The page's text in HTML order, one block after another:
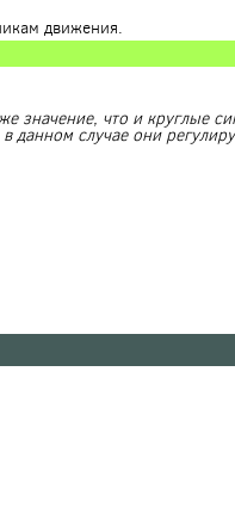
движения.
что и круглые
данном случае они